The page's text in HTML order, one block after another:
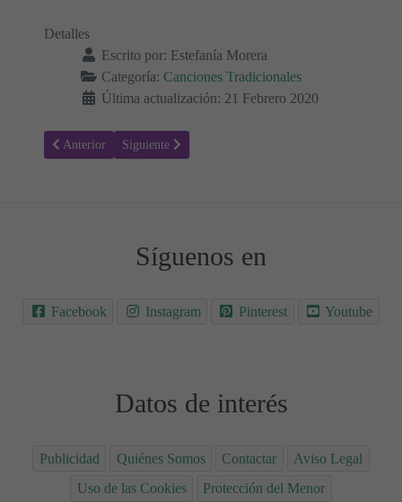
Detalles
Escrito por: Estefanía Morera
Categoría: Canciones Tradicionales
Última actualización: 21 Febrero 2020
Artículo anterior: Yankee Doodle - Letras de Canciones
Anterior Artículo siguiente: Letras de Canciones tradicionales
Siguiente
Síguenos en
Facebook Instagram Pinterest Youtube
Datos de interés
Publicidad Quiénes Somos Contactar
Aviso Legal
Uso de las Cookies
Protección del Menor